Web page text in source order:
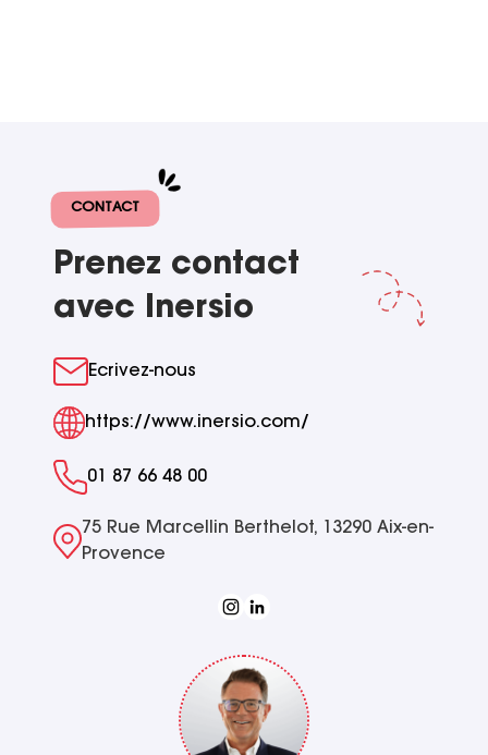
CONTACT
Prenez contact
avec Inersio
Ecrivez-nous
https://www.inersio.com/
01 87 66 48 00
75 Rue Marcellin Berthelot, 13290 Aix-en-
Provence